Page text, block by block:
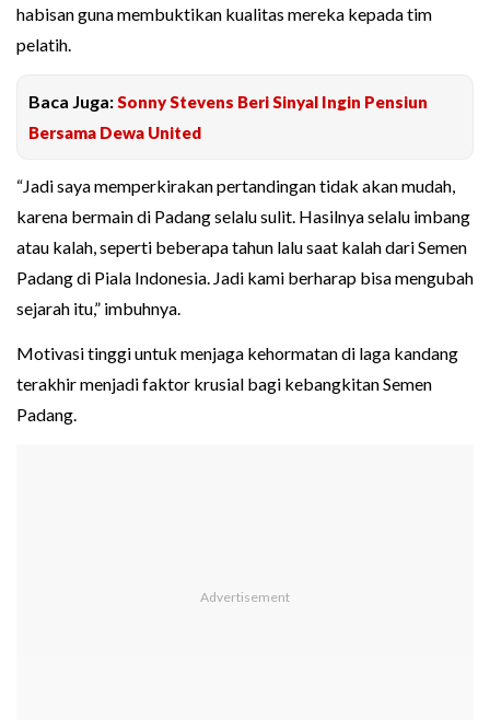
habisan guna membuktikan kualitas mereka kepada tim
pelatih.
Baca Juga:Sonny Stevens Beri Sinyal Ingin Pensiun
Bersama Dewa United
“Jadi saya memperkirakan pertandingan tidak akan mudah,
karena bermain di Padang selalu sulit. Hasilnya selalu imbang
atau kalah, seperti beberapa tahun lalu saat kalah dari Semen
Padang di Piala Indonesia. Jadi kami berharap bisa mengubah
sejarah itu,” imbuhnya.
Motivasi tinggi untuk menjaga kehormatan di laga kandang
terakhir menjadi faktor krusial bagi kebangkitan Semen
Padang.